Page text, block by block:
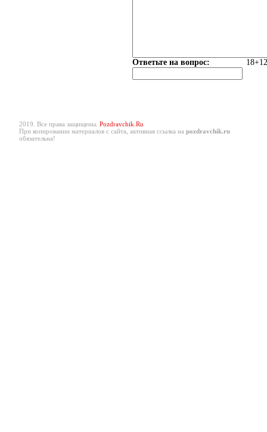
Ответьте на вопрос:
2019. Все права защищены. Pozdravchik.Ru
При копировании материалов с сайта, активная ссылка на pozdravchik.ru
обязательна!